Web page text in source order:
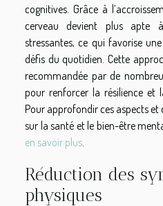
cognitives. Grâce à
cerveau devient plus apte
stressantes, ce qui favorise
défis du quotidien. Cette
recommandée par de
pour renforcer la résilience et
Pour approfondir ces aspects et
sur la santé et le bien-être
en savoir plus
Réduction des
physiques